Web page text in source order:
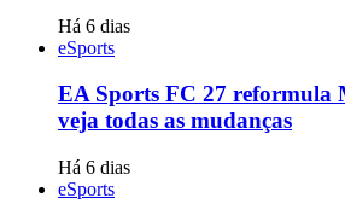
Há 6 dias
eSports
EA Sports FC 27 reformula
veja todas as mudanças
Há 6 dias
eSports